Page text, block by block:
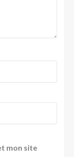
mon site